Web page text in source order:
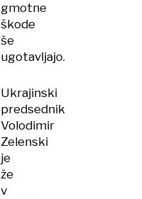
gmotne
škode
še
ugotavljajo.
Ukrajinski
predsednik
Volodimir
Zelenski
je
že
v